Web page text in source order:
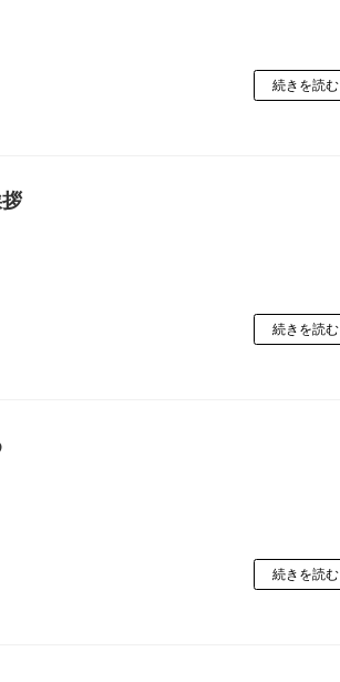
続きを読む
続きを読む
続きを読む